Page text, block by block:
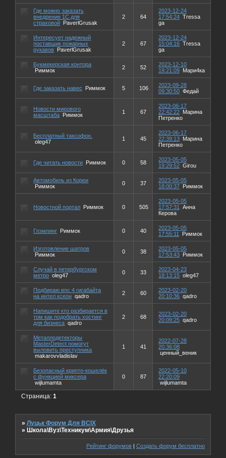
Где можно заказать
внедрение 1С для
страховой
PaverlGrusak
2 64
2023-12-24
17:54:24 Tressa
ga
Интересует надежный
поставщик пожарных
рукавов
PaverlGrusak
2 67
2023-12-24
15:04:16 Tressa
ga
Букмекерская контора
Риммок
2 52
2023-12-10
19:21:09 Мари4ка
Где заказать навес Риммок 5 106
2023-09-28
09:30:50 Федай
Новости мирового
масштаба
Риммок 1 67
2023-06-17
22:42:22 Марина
Петренко
Бесплатный таксофон.
oleg47
1 45
2023-06-17
22:39:13 Марина
Петренко
Где читать новости Риммок 0 58
2023-05-05
19:29:52 Girou
Автомобиль из Кореи
Риммок
0 37
2023-05-05
18:00:37
Риммок
Новостной портал Риммок 0 505
2023-05-05
17:57:31
Анна
Керова
Глэмпинг Риммок 0 40
2023-05-05
17:55:11
Риммок
Изготовление шатров
Риммок
0 38
2023-05-05
17:53:43
Риммок
Случай в петербургском
метро oleg47 0 33
2023-04-23
18:13:15 oleg47
Подбираю впс 4 гигабайта
на интел ксеон qadro 2 60
2023-02-20
20:10:36 qadro
Напишите кто разбирается в
том как подобрать хостинг
для бизнеса qadro
2 68
2023-02-20
20:09:25 qadro
Металлодетекторы
MasterDetect помогут
выловить преступника
makarovvladislav
1 41
2022-07-28
20:36:08
ценный_веник
Безопасный крипто-кошелёк
с функцией миксера
wijlumamta
0 87
2022-05-10
22:20:09
wijlumamta
Страница:1
»Луцьк Форум Для ВСІХ
»Школа\Вуз\Техникум\Армия\Друзья
Рейтинг форумов Создать форум бесплатно